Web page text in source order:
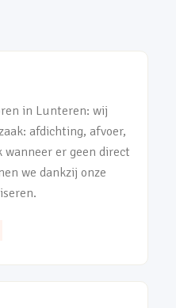
in Lunteren: wij
afdichting, afvoer,
wanneer er geen direct
we dankzij onze